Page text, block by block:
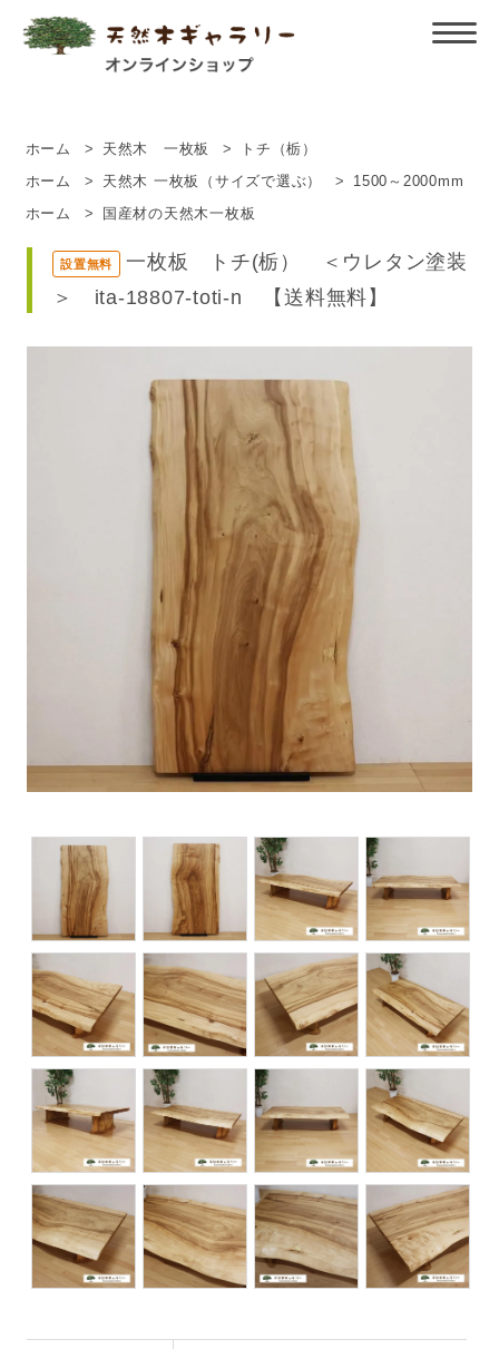
ホーム > 天然木 一枚板 > トチ（栃）
ホーム > 天然木 一枚板（サイズで選ぶ） > 1500～2000mm
ホーム > 国産材の天然木一枚板
設置無料
一枚板 トチ(栃） ＜ウレタン塗装
＞ ita-18807-toti-n 【送料無料】